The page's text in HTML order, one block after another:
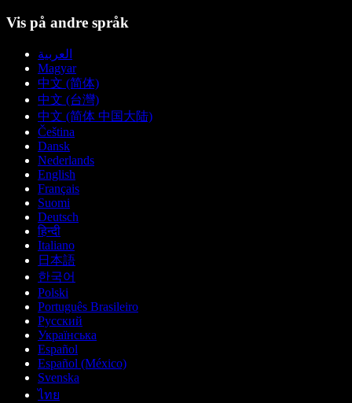
Vis på andre språk
العربية
Magyar
中文 (简体)
中文 (台灣)
中文 (简体 中国大陆)
Čeština
Dansk
Nederlands
English
Français
Suomi
Deutsch
हिन्दी
Italiano
日本語
한국어
Polski
Português Brasileiro
Русский
Українська
Español
Español (México)
Svenska
ไทย